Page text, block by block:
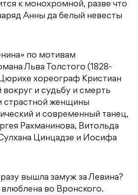
к монохромной, разве что
Анны да белый невесты
по мотивам
Льва Толстого (1828-
Цюрихе хореограф Кристиан
и судьбу и смерть
страстной женщины
и современный танец,
Рахманинова, Витольда
Цинцадзе и Иосифа
вышла замуж за Левина?
во Вронского.